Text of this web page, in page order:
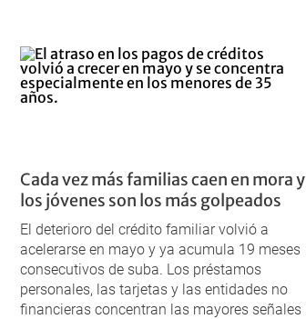
Cada vez más familias caen en mora y
los jóvenes son los más golpeados
El deterioro del crédito familiar volvió a
acelerarse en mayo y ya acumula 19 meses
consecutivos de suba. Los préstamos
personales, las tarjetas y las entidades no
financieras concentran las mayores señales